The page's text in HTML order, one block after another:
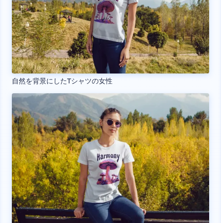
自然を背景にしたTシャツの女性